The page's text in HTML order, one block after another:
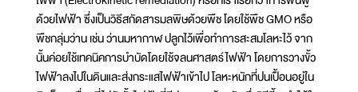
ด้วยไฟฟ้า ซึ่งเป็นวิธีสกัดสารมลพิษด้วยพืช โดยใช้พืช GMO หรือ
พืชกลุ่มว่าน เช่น ว่านมหากาฬ ปลูกไว้เพื่อทำการสะสมโลหะไว้ จาก
นั้นค่อยใช้เทคนิคการบำบัดโดยใช้จลนศาสตร์ไฟฟ้า โดยการวางขั้ว
ไฟฟ้าลงไปในดินและส่งกระแสไฟฟ้าเข้าไป โลหะหนักที่ปนเปื้อนอยู่ใน